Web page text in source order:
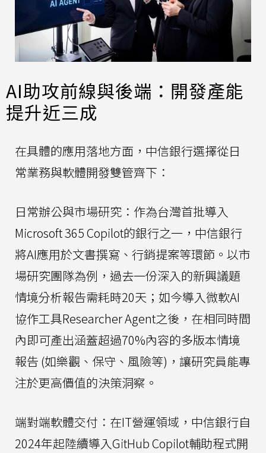
AI助攻前線與後端：開發產能
提升近三成
在具體的應用落地方面，中信銀行選擇從日
常業務與軟體開發雙管齊下：
日常辦公與市場研究：作為台灣首批導入
Microsoft 365 Copilot的銀行之一，中信銀行
將AI應用於文書撰寫、行銷提案等環節。以市
場研究團隊為例，過去一份深入的新興議題
情境分析報告需耗時20天；如今導入微軟AI
協作工具Researcher Agent之後，在相同時間
內即可產出涵蓋超過70%內容的多版本情境
報告 (如樂觀、保守、風險等)，讓研究員能專
注於更高價值的決策洞察。
端對端軟體交付：在IT營運領域，中信銀行自
2024年起陸續導入GitHub Copilot輔助程式開